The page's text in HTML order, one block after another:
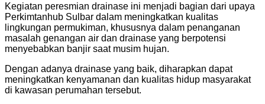
Kegiatan peresmian drainase ini menjadi bagian dari upaya
Perkimtanhub Sulbar dalam meningkatkan kualitas
lingkungan permukiman, khususnya dalam penanganan
masalah genangan air dan drainase yang berpotensi
menyebabkan banjir saat musim hujan.
Dengan adanya drainase yang baik, diharapkan dapat
meningkatkan kenyamanan dan kualitas hidup masyarakat
di kawasan perumahan tersebut.